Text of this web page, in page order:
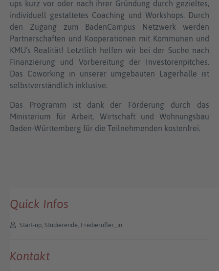
ups kurz vor oder nach ihrer Gründung durch gezieltes,
individuell gestaltetes Coaching und Workshops. Durch
den Zugang zum BadenCampus Netzwerk werden
Partnerschaften und Kooperationen mit Kommunen und
KMU’s Realität! Letztlich helfen wir bei der Suche nach
Finanzierung und Vorbereitung der Investorenpitches.
Das Coworking in unserer umgebauten Lagerhalle ist
selbstverständlich inklusive.
Das Programm ist dank der Förderung durch das
Ministerium für Arbeit, Wirtschaft und Wohnungsbau
Baden-Württemberg für die Teilnehmenden kostenfrei.
Quick Infos
Start-up, Studierende, Freiberufler_in
Kontakt